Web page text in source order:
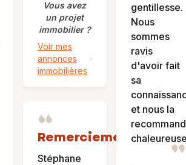
Vous avez
un projet
immobilier ?
Voir mes
annonces
immobilières
Remerciements
Stéphane
gentillesse.
Nous
sommes
ravis
d'avoir fait
sa
et nous la